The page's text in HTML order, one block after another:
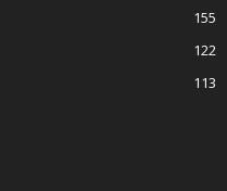
155
122
113